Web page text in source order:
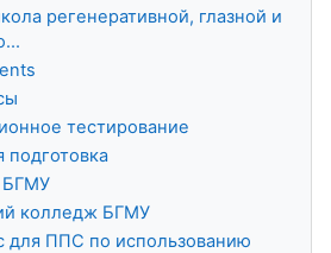
регенеративной, глазной и
тестирование
подготовка
колледж БГМУ
для ППС по использованию